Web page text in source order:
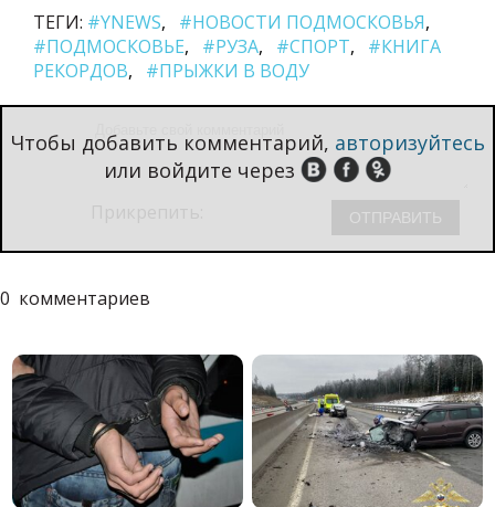
ТЕГИ: #YNEWS
#НОВОСТИ ПОДМОСКОВЬЯ
#ПОДМОСКОВЬЕ
#РУЗА #СПОРТ
#КНИГА
РЕКОРДОВ
#ПРЫЖКИ В ВОДУ
Чтобы добавить комментарий, авторизуйтесь
или войдите через
0 комментариев